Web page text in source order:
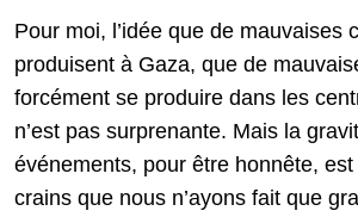
Pour moi, l’idée que de mauvaises
produisent à Gaza, que de
forcément se produire dans les
n’est pas surprenante. Mais la
événements, pour être honnête,
crains que nous n’ayons fait que